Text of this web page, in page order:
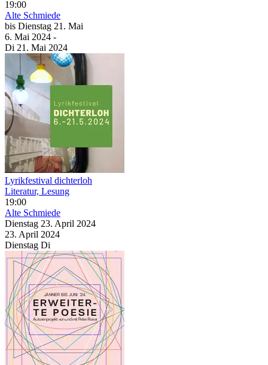
19:00
Alte Schmiede
bis Dienstag 21. Mai
6. Mai 2024 -
Di 21. Mai 2024
Lyrikfestival dichterloh
Literatur, Lesung
19:00
Alte Schmiede
Dienstag 23. April 2024
23. April 2024
Dienstag Di